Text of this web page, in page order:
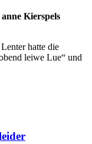
Kierspels
hatte die
leiwe Lue“ und